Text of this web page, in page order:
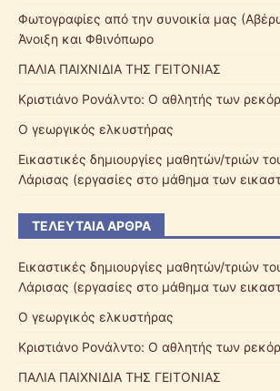
Φωτογραφίες από την συνοικία μας
Άνοιξη και Φθινόπωρο
ΠΑΛΙΑ ΠΑΙΧΝΙΔΙΑ ΤΗΣ ΓΕΙΤΟΝΙΑΣ
Κριστιάνο Ρονάλντο: Ο αθλητής των ρεκόρ
Ο γεωργικός ελκυστήρας
Εικαστικές δημιουργίες μαθητών/τριών
Λάρισας (εργασίες στο μάθημα των
ΤΕΛΕΥΤΑΊΑ ΆΡΘΡΑ
Εικαστικές δημιουργίες μαθητών/τριών
Λάρισας (εργασίες στο μάθημα των
Ο γεωργικός ελκυστήρας
Κριστιάνο Ρονάλντο: Ο αθλητής των ρεκόρ
ΠΑΛΙΑ ΠΑΙΧΝΙΔΙΑ ΤΗΣ ΓΕΙΤΟΝΙΑΣ